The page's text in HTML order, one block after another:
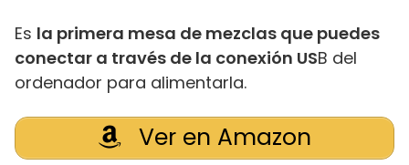
Es la primera mesa de mezclas que puedes
conectar a través de la conexión USB del
ordenador para alimentarla.
Ver en Amazon